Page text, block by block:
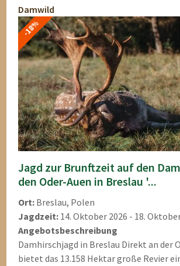
Damwild
-18%
Jagd zur Brunftzeit auf den
den Oder-Auen in Breslau '...
Ort: Breslau, Polen
Jagdzeit: 14. Oktober 2026 - 18.
Angebotsbeschreibung
Damhirschjagd in Breslau Direkt an der
bietet das 13.158 Hektar große Revier